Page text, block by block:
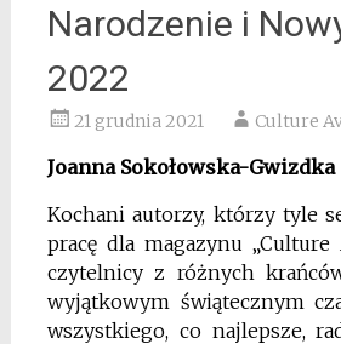
Narodzenie i
2022
21 grudnia 2021 Culture
Joanna Sokołowska-Gwizdka
Kochani autorzy, którzy tyle
pracę dla magazynu „Culture
czytelnicy z różnych
wyjątkowym świątecznym
wszystkiego, co najlepsze,